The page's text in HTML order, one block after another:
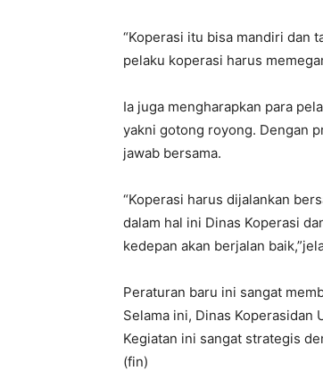
“Koperasi itu bisa mandiri dan
pelaku koperasi harus
Ia juga mengharapkan para
yakni gotong royong. Dengan
jawab bersama.
“Koperasi harus dijalankan
dalam hal ini Dinas Koperasi
kedepan akan berjalan
Peraturan baru ini sangat
Selama ini, Dinas Koperasidan
Kegiatan ini sangat strategis
(fin)